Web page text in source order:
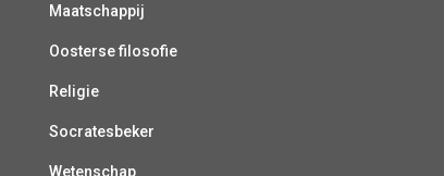
Maatschappij
Oosterse filosofie
Religie
Socratesbeker
Wetenschap